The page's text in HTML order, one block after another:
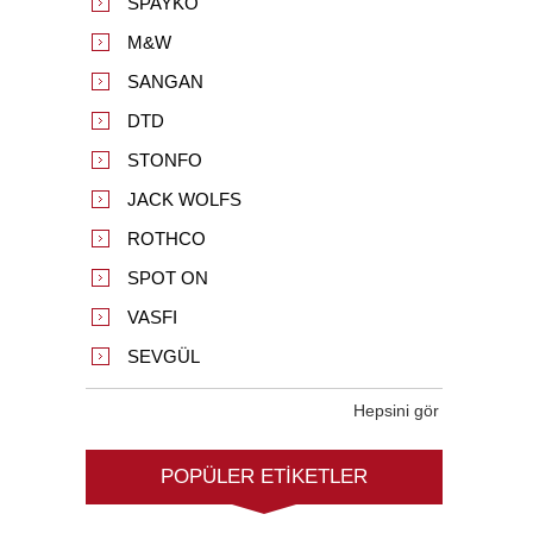
M&W
SANGAN
DTD
STONFO
JACK WOLFS
ROTHCO
SPOT ON
VASFI
SEVGÜL
Hepsini gör
POPÜLER ETIKETLER